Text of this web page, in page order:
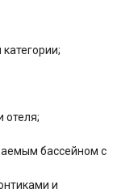
отеля;
бассейном с
и